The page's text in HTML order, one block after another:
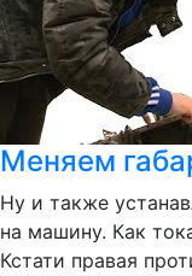
Меняем
Ну и также
на машину. Как
Кстати правая